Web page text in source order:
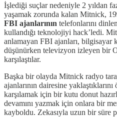
İşlediği suçlar nedeniyle 2 yıldan
yaşamak zorunda kalan Mitnick,
FBI ajanlarının telefonlarını
kullandığı teknolojiyi hack’ledi.
anlamayan FBI ajanları, bilgisayar
düşünürken televizyon izleyen bir
karşılaştılar.
Başka bir olayda Mitnick radyo
ajanlarının dairesine
karşılamak için bir kutu donut
devamını yazmak için onlara bir
kayboldu. Zekasıyla uzun bir süre